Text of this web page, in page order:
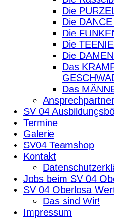
Die
Die
Die
Die
Die DAMEN
Das
Das
SV 04
Termine
Galerie
SV04 Teamshop
Kontakt
Jobs beim SV 04
SV 04 Oberlosa
Das sind Wir!
Impressum